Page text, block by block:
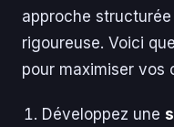
approche
rigoureuse. Voici
pour maximiser vos
Développez une